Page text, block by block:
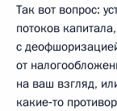
Так вот вопрос:
потоков
с
от
на ваш взгляд,
какие‑то